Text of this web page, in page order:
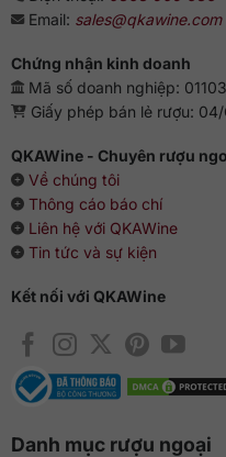
nhiều năm liền.
Năm 2005: Giải vàng tại
Năm 2007: 2 giải vàng
Các chuyên gia đầu ngành
lượt cho số điểm khá cao
Email: sales@qkawine.com
Chứng nhận kinh doanh
Mã số doanh nghiệp:
Giấy phép bán lẻ rượu: 04/
QKAWine - Chuyên rượu
Về chúng tôi
Thông cáo báo chí
Liên hệ với QKAWine
Tin tức và sự kiện
Kết nối với QKAWine
Danh mục rượu ngoại